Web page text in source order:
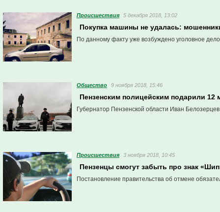
Проиcшествия 5 декабря 2018, 13:02
Покупка машины не удалась:
По данному факту уже возбуждено уголовное
Общество 9 ноября 2018, 15:46
Пензенским полицейским подарили
Губернатор Пензенской области Иван
Проиcшествия 3 ноября 2018, 10:45
Пензенцы смогут забыть про знак
Постановление правительства об отмене